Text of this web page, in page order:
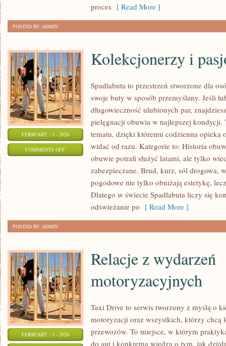
proces [ Read More ]
POSTED BY ADMIN
FEBRUARY - 3 - 2026
COMMENTS OFFON
KOLEKCJONERZY
PASJONACI
Kolekcjonerzy i
Spadlabuta to przestrzeń stworzone dla
swoje buty w sposób przemyślany. Jeśli
długowieczność ulubionych par,
pielęgnacji obuwia w najlepszej kondycji.
tematu, dzięki któremu codzienna opieka
widać od razu. Kategorie to: Historia
obuwie potrafi służyć latami, ale tylko
zabezpieczane. Brud, kurz, sól drogowa,
pogodowe nie tylko obniżają estetykę,
Dlatego w świecie Spadlabuta liczy się
odświeżanie po [ Read More ]
POSTED BY ADMIN
FEBRUARY - 3 - 2026
Relacje z wydarzeń
motoryzacyjnych
Taxi Drive to serwis tworzony z myślą o
motoryzacji oraz wszystkich, którzy chcą
przewozów. To miejsce, w którym
do aut i konkretną wiedzą o tym, jak